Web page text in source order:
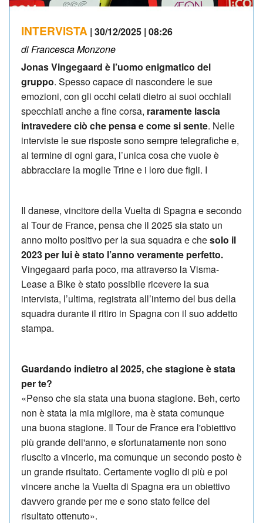
INTERVISTA | 30/12/2025 | 08:26
di Francesca Monzone
Jonas Vingegaard è l’uomo enigmatico del
gruppo. Spesso capace di nascondere le sue
emozioni, con gli occhi celati dietro ai suoi occhiali
specchiati anche a fine corsa, raramente lascia
intravedere ciò che pensa e come si sente. Nelle
interviste le sue risposte sono sempre telegrafiche e,
al termine di ogni gara, l’unica cosa che vuole è
abbracciare la moglie Trine e i loro due figli. I
Il danese, vincitore della Vuelta di Spagna e secondo
al Tour de France, pensa che il 2025 sia stato un
anno molto positivo per la sua squadra e chesolo il
2023 per lui è stato l’anno veramente perfetto.
Vingegaard parla poco, ma attraverso la Visma-
Lease a Bike è stato possibile ricevere la sua
intervista, l’ultima, registrata all’interno del bus della
squadra durante il ritiro in Spagna con il suo addetto
stampa.
Guardando indietro al 2025, che stagione è stata
per te?
«Penso che sia stata una buona stagione. Beh, certo
non è stata la mia migliore, ma è stata comunque
una buona stagione. Il Tour de France era l'obiettivo
più grande dell'anno, e sfortunatamente non sono
riuscito a vincerlo, ma comunque un secondo posto è
un grande risultato. Certamente voglio di più e poi
vincere anche la Vuelta di Spagna era un obiettivo
davvero grande per me e sono stato felice del
risultato ottenuto».